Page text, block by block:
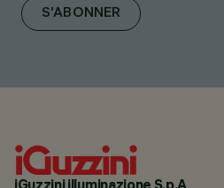
S'ABONNER
iGuzzini illuminazione S.p.A